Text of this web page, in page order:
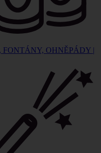
FONTÁNY, OHNĚPÁDY |